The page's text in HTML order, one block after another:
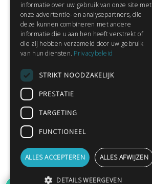
Snel naar:
Gratis aanmelden
Privacybeleid
Gedichten lezen
Schrijfwedstrijden
Schrijftips
© Copyright 2019 - 2026ProPublishing
informatie over uw gebruik van onze site met
onze advertentie- en analysepartners, die
deze kunnen combineren met andere
informatie die u aan hen heeft verstrekt of
die zij hebben verzameld door uw gebruik
van hun diensten. Privacybeleid
STRIKT NOODZAKELIJK
PRESTATIE
TARGETING
FUNCTIONEEL
ALLES ACCEPTEREN ALLES AFWIJZEN
DETAILS WEERGEVEN